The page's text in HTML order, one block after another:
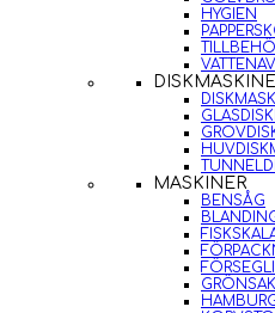
HYGIEN
MASKINER
BENSÅG